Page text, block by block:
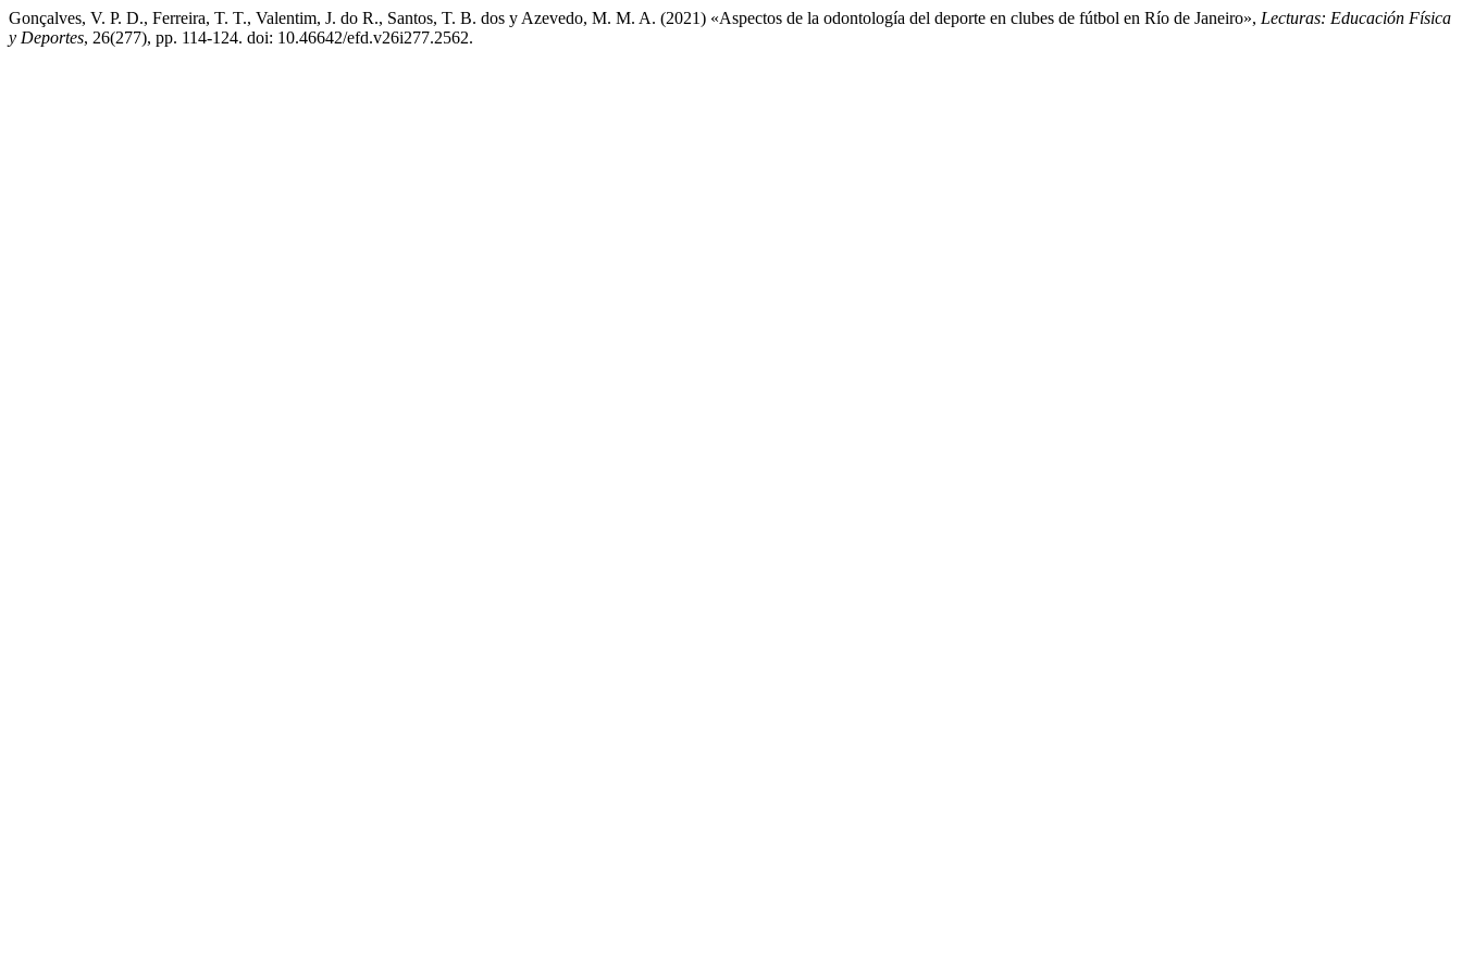
Gonçalves, V. P. D., Ferreira, T. T., Valentim, J. do R., Santos, T. B. dos y Azevedo, M. M. A. (2021) «Aspectos de la odontología del deporte en clubes de fútbol en Río de Janeiro», Lecturas: Educación Física
y Deportes, 26(277), pp. 114-124. doi: 10.46642/efd.v26i277.2562.